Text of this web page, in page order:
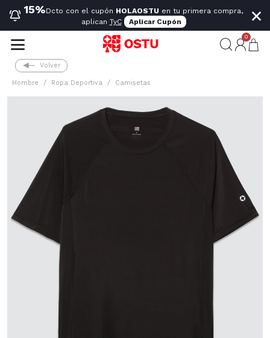
15%Dcto con el cupón HOLAOSTU en tu primera compra,
aplican TyC Aplicar Cupón ×
0
Volver
Hombre Ropa Deportiva Camisetas